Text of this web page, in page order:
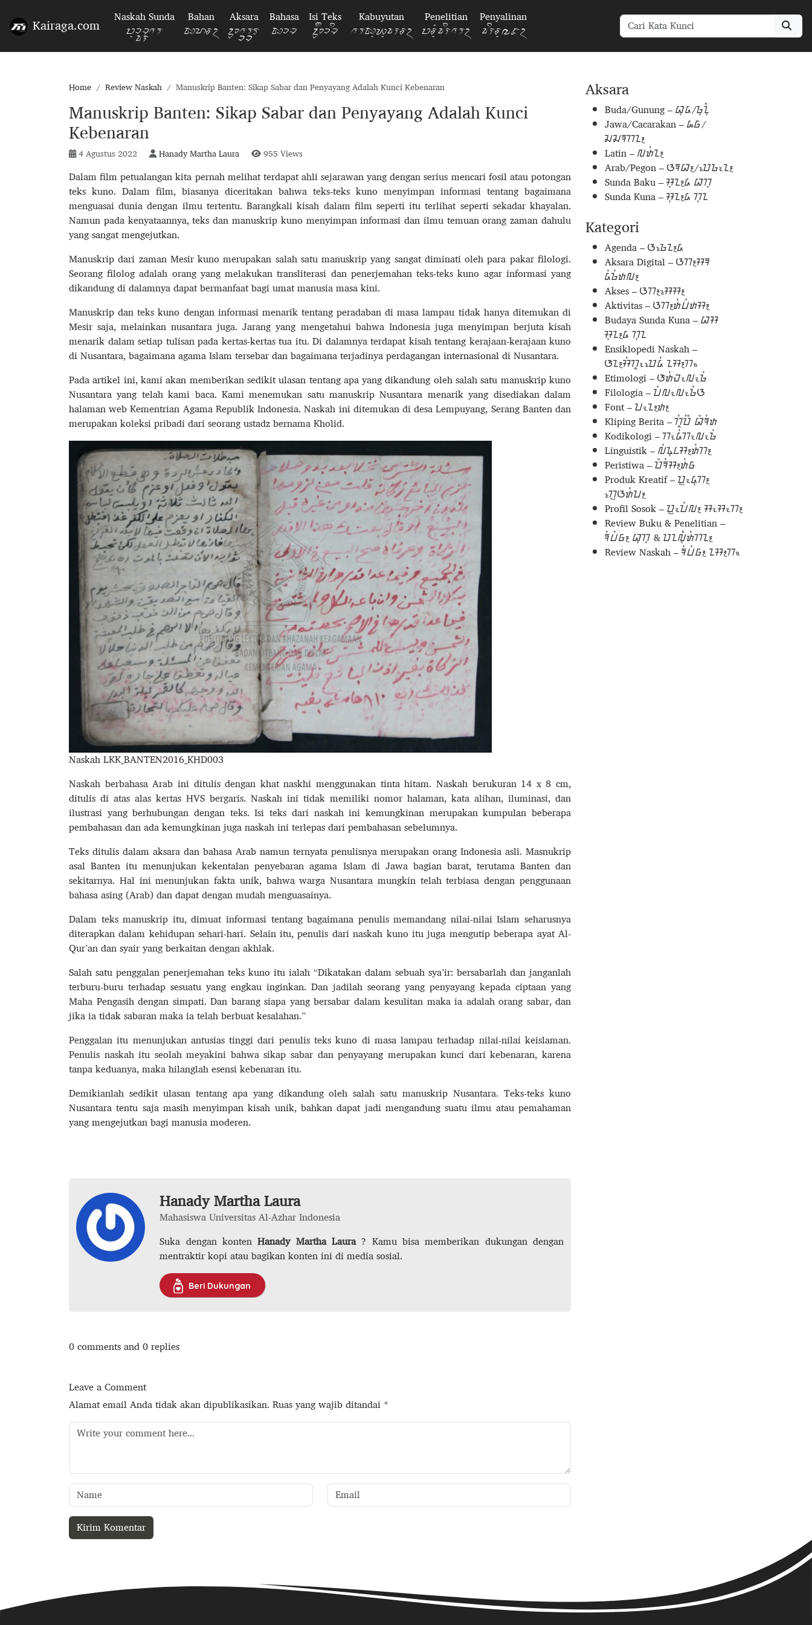
Kairaga.com Naskah Sunda
ᮕᮥᮞ᮫ᮒᮊ
Bahan
ᮘᮠᮔ᮪
Aksara
ᮃᮊ᮫ᮞᮛ
Bahasa
ᮘᮞ
Isi Teks
ᮉᮞᮤ
Kabuyutan
ᮊᮘᮥᮚᮥᮒᮔ᮪
Penelitian
ᮕᮔᮥᮀᮒᮤᮊ᮪
Penyalinan
ᮒᮤᮔᮥᮜᮓ᮪
Home Review Naskah Manuskrip Banten: Sikap Sabar dan Penyayang Adalah Kunci Kebenaran
Manuskrip Banten: Sikap Sabar dan Penyayang Adalah Kunci
Kebenaran
4 Agustus 2022 Hanady Martha Laura 955 Views
Dalam film petualangan kita pernah melihat terdapat ahli sejarawan yang dengan serius mencari fosil atau potongan
teks kuno. Dalam film, biasanya diceritakan bahwa teks-teks kuno menyimpan informasi tentang bagaimana
menguasai dunia dengan ilmu tertentu. Barangkali kisah dalam film seperti itu terlihat seperti sekadar khayalan.
Namun pada kenyataannya, teks dan manuskrip kuno menyimpan informasi dan ilmu temuan orang zaman dahulu
yang sangat mengejutkan.
Manuskrip dari zaman Mesir kuno merupakan salah satu manuskrip yang sangat diminati oleh para pakar filologi.
Seorang filolog adalah orang yang melakukan transliterasi dan penerjemahan teks-teks kuno agar informasi yang
dikandung di dalamnya dapat bermanfaat bagi umat manusia masa kini.
Manuskrip dan teks kuno dengan informasi menarik tentang peradaban di masa lampau tidak hanya ditemukan di
Mesir saja, melainkan nusantara juga. Jarang yang mengetahui bahwa Indonesia juga menyimpan berjuta kisah
menarik dalam setiap tulisan pada kertas-kertas tua itu. Di dalamnya terdapat kisah tentang kerajaan-kerajaan kuno
di Nusantara, bagaimana agama Islam tersebar dan bagaimana terjadinya perdagangan internasional di Nusantara.
Pada artikel ini, kami akan memberikan sedikit ulasan tentang apa yang dikandung oleh salah satu manuskrip kuno
Nusantara yang telah kami baca. Kami menemukan satu manuskrip Nusantara menarik yang disediakan dalam
halaman web Kementrian Agama Republik Indonesia. Naskah ini ditemukan di desa Lempuyang, Serang Banten dan
merupakan koleksi pribadi dari seorang ustadz bernama Kholid.
Naskah LKK_BANTEN2016_KHD003
Naskah berbahasa Arab ini ditulis dengan khat naskhi menggunakan tinta hitam. Naskah berukuran 14 x 8 cm,
ditulis di atas alas kertas HVS bergaris. Naskah ini tidak memiliki nomor halaman, kata alihan, iluminasi, dan
ilustrasi yang berhubungan dengan teks. Isi teks dari naskah ini kemungkinan merupakan kumpulan beberapa
pembahasan dan ada kemungkinan juga naskah ini terlepas dari pembahasan sebelumnya.
Teks ditulis dalam aksara dan bahasa Arab namun ternyata penulisnya merupakan orang Indonesia asli. Masnukrip
asal Banten itu menunjukan kekentalan penyebaran agama Islam di Jawa bagian barat, terutama Banten dan
sekitarnya. Hal ini menunjukan fakta unik, bahwa warga Nusantara mungkin telah terbiasa dengan penggunaan
bahasa asing (Arab) dan dapat dengan mudah menguasainya.
Dalam teks manuskrip itu, dimuat informasi tentang bagaimana penulis memandang nilai-nilai Islam seharusnya
diterapkan dalam kehidupan sehari-hari. Selain itu, penulis dari naskah kuno itu juga mengutip beberapa ayat Al-
Qur’an dan syair yang berkaitan dengan akhlak.
Salah satu penggalan penerjemahan teks kuno itu ialah “Dikatakan dalam sebuah sya’ir: bersabarlah dan janganlah
terburu-buru terhadap sesuatu yang engkau inginkan. Dan jadilah seorang yang penyayang kepada ciptaan yang
Maha Pengasih dengan simpati. Dan barang siapa yang bersabar dalam kesulitan maka ia adalah orang sabar, dan
jika ia tidak sabaran maka ia telah berbuat kesalahan.”
Penggalan itu menunjukan antusias tinggi dari penulis teks kuno di masa lampau terhadap nilai-nilai keislaman.
Penulis naskah itu seolah meyakini bahwa sikap sabar dan penyayang merupakan kunci dari kebenaran, karena
tanpa keduanya, maka hilanglah esensi kebenaran itu.
Demikianlah sedikit ulasan tentang apa yang dikandung oleh salah satu manuskrip Nusantara. Teks-teks kuno
Nusantara tentu saja masih menyimpan kisah unik, bahkan dapat jadi mengandung suatu ilmu atau pemahaman
yang mengejutkan bagi manusia moderen.
Hanady Martha Laura
Mahasiswa Universitas Al-Azhar Indonesia
Suka dengan kontenHanady Martha Laura? Kamu bisa memberikan dukungan dengan
mentraktir kopi atau bagikan konten ini di media sosial.
Beri Dukungan
0 comments and 0 replies
Leave a Comment
Alamat email Anda tidak akan dipublikasikan. Ruas yang wajib ditandai *
Aksara
Buda/Gunung – ᮘᮥᮓ/ᮌᮥᮔᮥᮀ
Jawa/Cacarakan – ᮏᮝ/
ᮎᮎᮛᮊᮔ᮪
Latin – ᮜᮒᮤᮔ᮪
Arab/Pegon – ᮃᮛᮘ᮪/ᮕᮦᮌᮧᮔ᮪
Sunda Baku – ᮞᮥᮔ᮪ᮓ ᮘᮊᮥ
Sunda Kuna – ᮞᮥᮔ᮪ᮓ ᮊᮥᮔ
Kategori
Agenda – ᮃᮌᮦᮔ᮪ᮓ
Aksara Digital – ᮃᮊ᮪ᮞᮛ
ᮓᮤᮌᮤᮒᮜ᮪
Akses – ᮃᮊ᮪ᮞᮦᮞ᮪
Aktivitas – ᮃᮊ᮪ᮒᮤᮗᮤᮒᮞ᮪
Budaya Sunda Kuna – ᮘᮞ
ᮞᮥᮔ᮪ᮓ ᮊᮥᮔ
Ensiklopedi Naskah –
ᮆᮔ᮪ᮞᮤᮊᮣᮧᮕᮦᮓᮤ ᮔᮞ᮪ᮊᮂ
Etimologi – ᮆᮒᮤᮙᮧᮜᮧᮌᮤ
Filologia – ᮖᮤᮜᮧᮜᮧᮌᮤᮃ
Font – ᮖᮧᮔ᮪ᮒ᮪
Kliping Berita – ᮊᮣᮤᮕᮤᮀ ᮘᮨᮛᮤᮒ
Kodikologi – ᮊᮧᮓᮤᮊᮧᮜᮧᮌᮤ
Linguistik – ᮜᮤᮍᮥᮄᮞ᮪ᮒᮤᮊ᮪
Peristiwa – ᮕᮨᮛᮤᮞ᮪ᮒᮤᮝ
Produk Kreatif – ᮕᮢᮧᮓᮥᮊ᮪
ᮊᮢᮦᮃᮒᮤᮖ᮪
Profil Sosok – ᮕᮢᮧᮖᮤᮜ᮪ ᮞᮧᮞᮧᮊ᮪
Review Buku & Penelitian –
ᮛᮤᮗᮤᮝ᮪ ᮘᮥᮊᮥ & ᮕᮔᮜᮥᮀᮒᮤᮊᮔ᮪
Review Naskah – ᮛᮤᮗᮤᮝ᮪ ᮔᮞ᮪ᮊᮂ